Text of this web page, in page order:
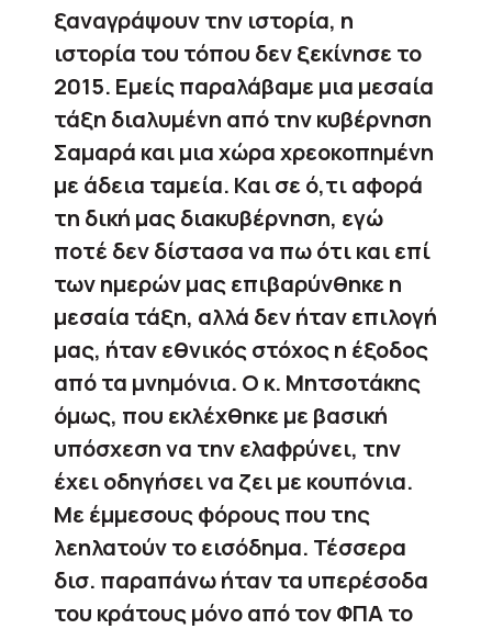
ξαναγράψουν την ιστορία, η
ιστορία του τόπου δεν ξεκίνησε το
2015. Εμείς παραλάβαμε μια μεσαία
τάξη διαλυμένη από την κυβέρνηση
Σαμαρά και μια χώρα χρεοκοπημένη
με άδεια ταμεία. Και σε ό,τι αφορά
τη δική μας διακυβέρνηση, εγώ
ποτέ δεν δίστασα να πω ότι και επί
των ημερών μας επιβαρύνθηκε η
μεσαία τάξη, αλλά δεν ήταν επιλογή
μας, ήταν εθνικός στόχος η έξοδος
από τα μνημόνια. Ο κ. Μητσοτάκης
όμως, που εκλέχθηκε με βασική
υπόσχεση να την ελαφρύνει, την
έχει οδηγήσει να ζει με κουπόνια.
Με έμμεσους φόρους που της
λεηλατούν το εισόδημα. Τέσσερα
δισ. παραπάνω ήταν τα υπερέσοδα
του κράτους μόνο από τον ΦΠΑ το